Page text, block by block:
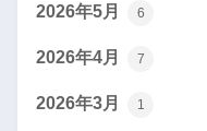
2026年5月 6
2026年4月 7
2026年3月 1